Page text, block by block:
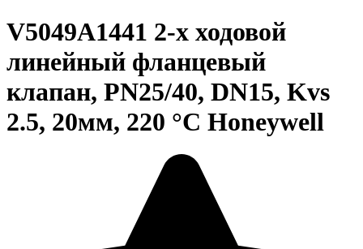
V5049A1441 2-х ходовой
линейный фланцевый
клапан, PN25/40, DN15, Kvs
2.5, 20мм, 220 °C Honeywell